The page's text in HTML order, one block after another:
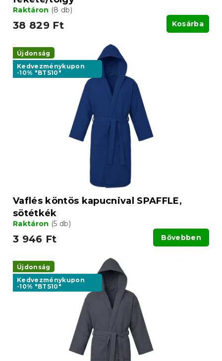
Raktáron (8 db)
38 829 Ft Kosárba
Újdonság
Kedvezménykupon
-10% "BTS10"
Vaflés köntös kapucnival SPAFFLE,
sötétkék
Raktáron (5 db)
3 946 Ft Bővebben
Újdonság
Kedvezménykupon
-10% "BTS10"